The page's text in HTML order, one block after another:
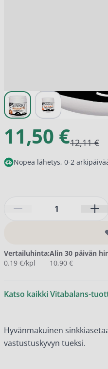
View larger image
View larger
11,50 €12,11 €
Nopea lähetys, 0-2
Vertailuhinta:
0.19 €/kpl
Alin 30 päivän
10,90 €
Katso kaikki Vitabalans-
Hyvänmakuinen
vastustuskyvyn tueksi.